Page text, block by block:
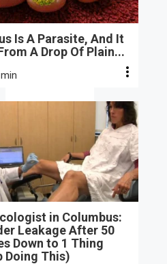
Is A Parasite, And It
A Drop Of Plain...
in Columbus:
Leakage After 50
Down to 1 Thing
Doing This)